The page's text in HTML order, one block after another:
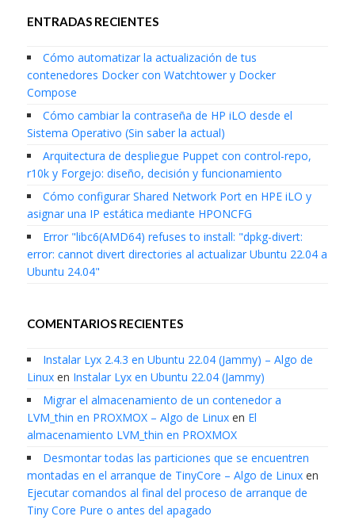
ENTRADAS RECIENTES
Cómo automatizar la actualización de tus
contenedores Docker con Watchtower y Docker
Compose
Cómo cambiar la contraseña de HP iLO desde el
Sistema Operativo (Sin saber la actual)
Arquitectura de despliegue Puppet con control-repo,
r10k y Forgejo: diseño, decisión y funcionamiento
Cómo configurar Shared Network Port en HPE iLO y
asignar una IP estática mediante HPONCFG
Error "libc6(AMD64) refuses to install: "dpkg-divert:
error: cannot divert directories al actualizar Ubuntu 22.04 a
Ubuntu 24.04"
COMENTARIOS RECIENTES
Instalar Lyx 2.4.3 en Ubuntu 22.04 (Jammy) – Algo de
Linuxen Instalar Lyx en Ubuntu 22.04 (Jammy)
Migrar el almacenamiento de un contenedor a
LVM_thin en PROXMOX – Algo de Linuxen El
almacenamiento LVM_thin en PROXMOX
Desmontar todas las particiones que se encuentren
montadas en el arranque de TinyCore – Algo de Linuxen
Ejecutar comandos al final del proceso de arranque de
Tiny Core Pure o antes del apagado